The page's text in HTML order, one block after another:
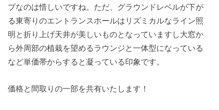
プなのは惜しいですね。ただ、グラウンドレベルが下が
る東寄りのエントランスホールはリズミカルなライン照
明と折り上げ天井が美しいものとなっていますし大窓か
ら外周部の植栽を望めるラウンジと一体型になっている
など単価帯からすると凝っている印象です。
価格と間取りの一部を共有いたします！